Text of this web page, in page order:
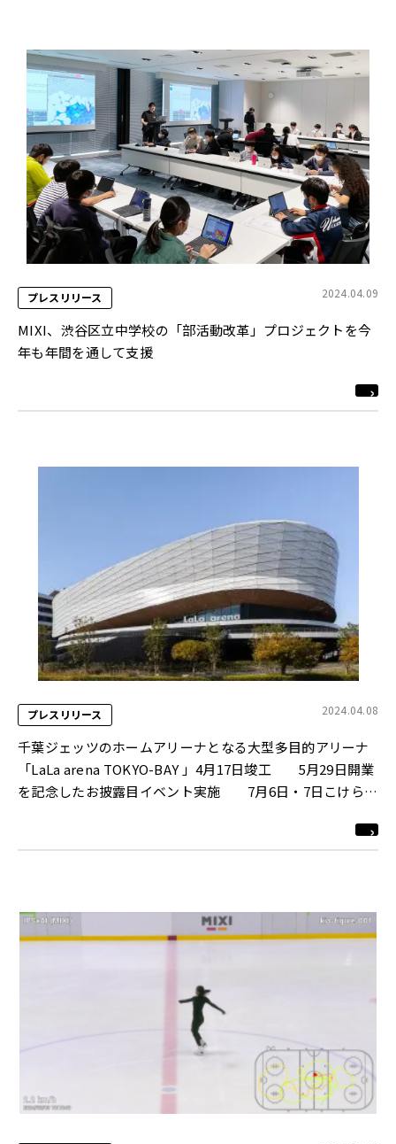
プレスリリース 2024.04.09
MIXI、渋谷区立中学校の「部活動改革」プロジェクトを今
年も年間を通して支援
プレスリリース 2024.04.08
千葉ジェッツのホームアリーナとなる大型多目的アリーナ
「LaLa arena TOKYO-BAY 」4月17日竣工 5月29日開業
を記念したお披露目イベント実施 7月6日・7日こけら落